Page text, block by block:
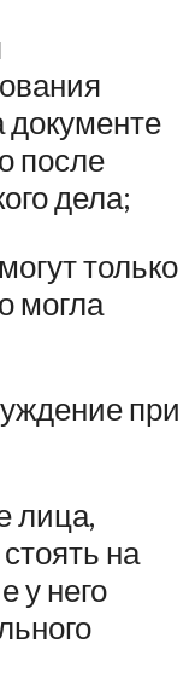
документе
после
дела;
только
могла
при
лица,
на
у него